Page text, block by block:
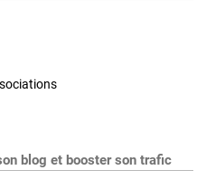
blog et booster son trafic